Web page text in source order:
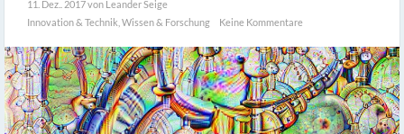
11. Dez.. 2017von Leander Seige
Innovation & Technik Wissen & Forschung Keine Kommentare